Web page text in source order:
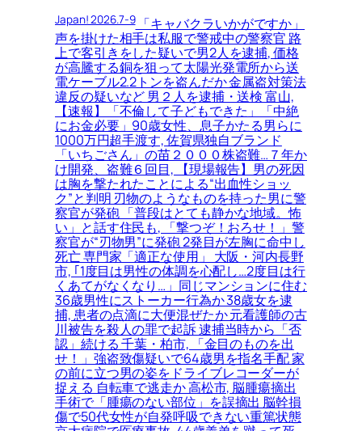
Japan! 2026.7-9「キャバクラいかがですか」
声を掛けた相手は私服で警戒中の警察官 路
上で客引きをした疑いで男2人を逮捕, 価格
が高騰する銅を狙って太陽光発電所から送
電ケーブル2.2トンを盗んだか 金属盗対策法
違反の疑いなど 男２人を逮捕・送検 富山,
【速報】「不倫して子どもできた」「中絶
にお金必要」90歳女性、息子かたる男らに
1000万円超手渡す, 佐賀県独自ブランド
「いちごさん」の苗２０００株盗難…７年か
け開発、盗難６回目, 【現場報告】男の死因
は胸を撃たれたことによる“出血性ショッ
ク”と判明 刃物のようなものを持った男に警
察官が発砲 「普段はとても静かな地域。怖
い」と話す住民も, 「撃つぞ！おろせ！」警
察官が“刃物男”に発砲 2発目が左胸に命中し
死亡 専門家「適正な使用」 大阪・河内長野
市, ｢1度目は男性の体調を心配し…2度目は行
くあてがなくなり…」同じマンションに住む
36歳男性にストーカー行為か 38歳女を逮
捕, 患者の点滴に大便混ぜたか 元看護師の古
川被告を殺人の罪で起訴 逮捕当時から「否
認」続ける 千葉・柏市, 「金目のものを出
せ！」強盗致傷疑いで64歳男を指名手配 家
の前に立つ男の姿をドライブレコーダーが
捉える 自転車で逃走か 高松市, 脳腫瘍摘出
手術で「腫瘍のない部位」を誤摘出 脳幹損
傷で50代女性が自発呼吸できない重篤状態